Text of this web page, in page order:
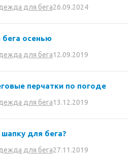
для бега26.09.2024
осенью
для бега12.09.2019
перчатки по погоде
для бега13.12.2019
для бега?
для бега27.11.2019